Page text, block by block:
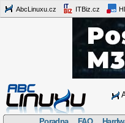
AbcLinuxu.cz ITBiz.cz